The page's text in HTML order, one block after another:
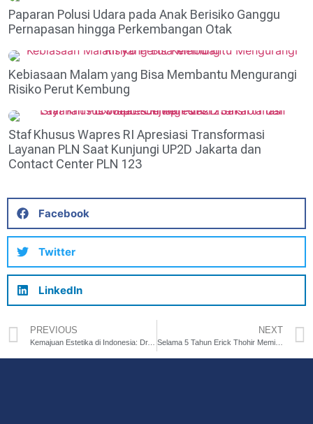
Paparan Polusi Udara pada Anak Berisiko Ganggu
Pernapasan hingga Perkembangan Otak
Kebiasaan Malam yang Bisa Membantu Mengurangi
Risiko Perut Kembung
Staf Khusus Wapres RI Apresiasi Transformasi
Layanan PLN Saat Kunjungi UP2D Jakarta dan
Contact Center PLN 123
Facebook
Twitter
LinkedIn
PREVIOUS
Kemajuan Estetika di Indonesia: Dr. Rudy Adiputra, MARS, M. Biomed(AAM), dan Inovasi Face Contouring Tanpa Bedah
NEXT
Selama 5 Tahun Erick Thohir Memimpin, Iklim Kendaraan Listrik Jakarta Terus Tumbuh